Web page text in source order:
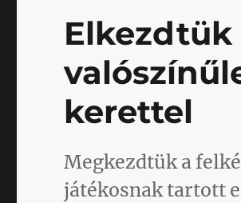
Elkezdtük
kerettel
Megkezdtük a
játékosnak tartott